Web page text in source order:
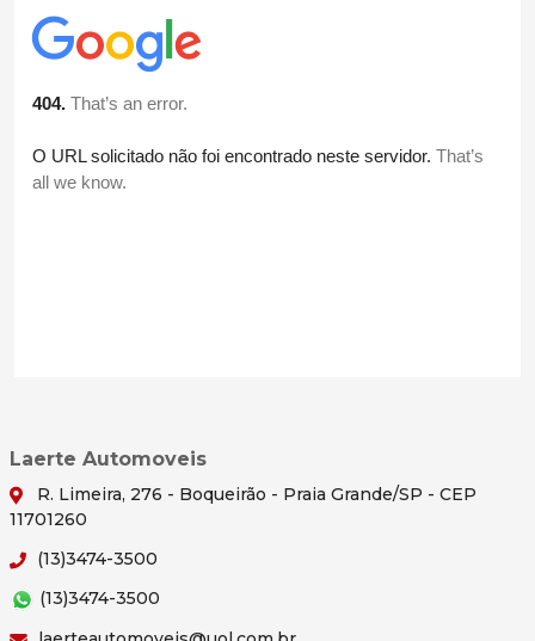
Laerte Automoveis
R. Limeira, 276 - Boqueirão - Praia Grande/SP - CEP
11701260
(13)3474-3500
(13)3474-3500